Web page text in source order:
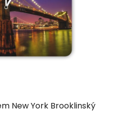
New York Brooklinský